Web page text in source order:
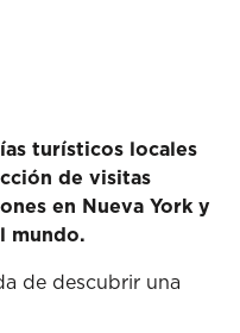
turísticos locales
de visitas
en Nueva York y
mundo.
de descubrir una